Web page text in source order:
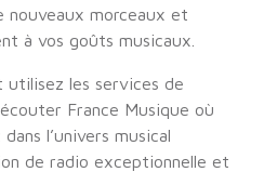
morceaux et
à vos goûts musicaux.
utilisez les services de
France Musique où
l’univers musical
de radio exceptionnelle et